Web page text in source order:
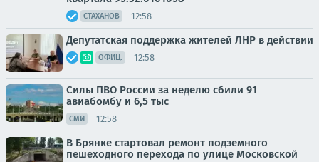
СТАХАНОВ 12:58
Депутатская поддержка жителей ЛНР в действии
ОФИЦ. 12:58
Силы ПВО России за неделю сбили 91
авиабомбу и 6,5 тыс
СМИ 12:58
В Брянке стартовал ремонт подземного
пешеходного перехода по улице Московской